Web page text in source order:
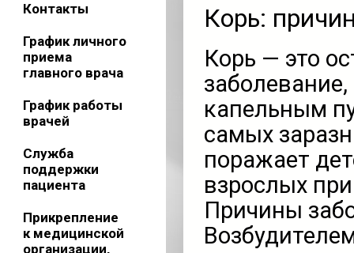
Контакты
График личного
приема
главного врача
График работы
врачей
Служба
поддержки
пациента
Прикрепление
к медицинской
организации,
Корь:
Корь — это
капельным
самых
поражает
взрослых
Причины